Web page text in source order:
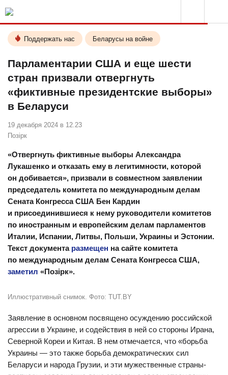
Поддержать нас Беларусы на войне
Парламентарии США и еще шести
стран призвали отвергнуть
«фиктивные президентские выборы»
в Беларуси
19 декабря 2024 в 12.23
Позірк
«Отвергнуть фиктивные выборы Александра
Лукашенко и отказать ему в легитимности, которой
он добивается», призвали в совместном заявлении
председатель комитета по международным делам
Сената Конгресса США Бен Кардин
и присоединившиеся к нему руководители комитетов
по иностранным и европейским делам парламентов
Италии, Испании, Литвы, Польши, Украины и Эстонии.
Текст документа размещен на сайте комитета
по международным делам Сената Конгресса США,
заметил «Позірк».
Иллюстративный снимок. Фото: TUT.BY
Заявление в основном посвящено осуждению российской
агрессии в Украине, и содействия в ней со стороны Ирана,
Северной Кореи и Китая. В нем отмечается, что «борьба
Украины — это также борьба демократических сил
Беларуси и народа Грузии, и эти мужественные страны-